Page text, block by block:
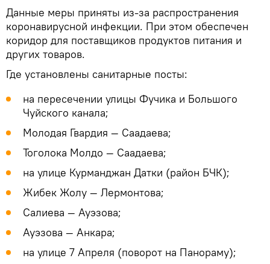
Данные меры приняты из-за распространения
коронавирусной инфекции. При этом обеспечен
коридор для поставщиков продуктов питания и
других товаров.
Где установлены санитарные посты:
на пересечении улицы Фучика и Большого
Чуйского канала;
Молодая Гвардия — Саадаева;
Тоголока Молдо — Саадаева;
на улице Курманджан Датки (район БЧК);
Жибек Жолу — Лермонтова;
Салиева — Ауэзова;
Ауэзова — Анкара;
на улице 7 Апреля (поворот на Панораму);